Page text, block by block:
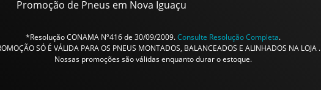
Promoção de Pneus em Nova Iguaçu
*Resolução CONAMA Nº416 de 30/09/2009.Consulte Resolução Completa.
SÓ É VÁLIDA PARA OS PNEUS MONTADOS, BALANCEADOS E ALINHADOS NA LOJA .
Nossas promoções são válidas enquanto durar o estoque.